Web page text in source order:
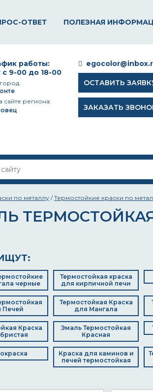
ОТВЕТ ПОЛЕЗНАЯ
ОСТАВИТЬ
ЗАКАЗАТЬ
работы:
с 9-00 до 18-00
сайте региона:
по металлу /Термостойкие краски по
ТЕРМОСТОЙКАЯ
черные
Термостойкая краска
для кирпичной печи
Печей
Термостойкая Краска
для Мангала
Краска
Эмаль Термостойкая
Красная
Краска для каминов и
печей термостойкая